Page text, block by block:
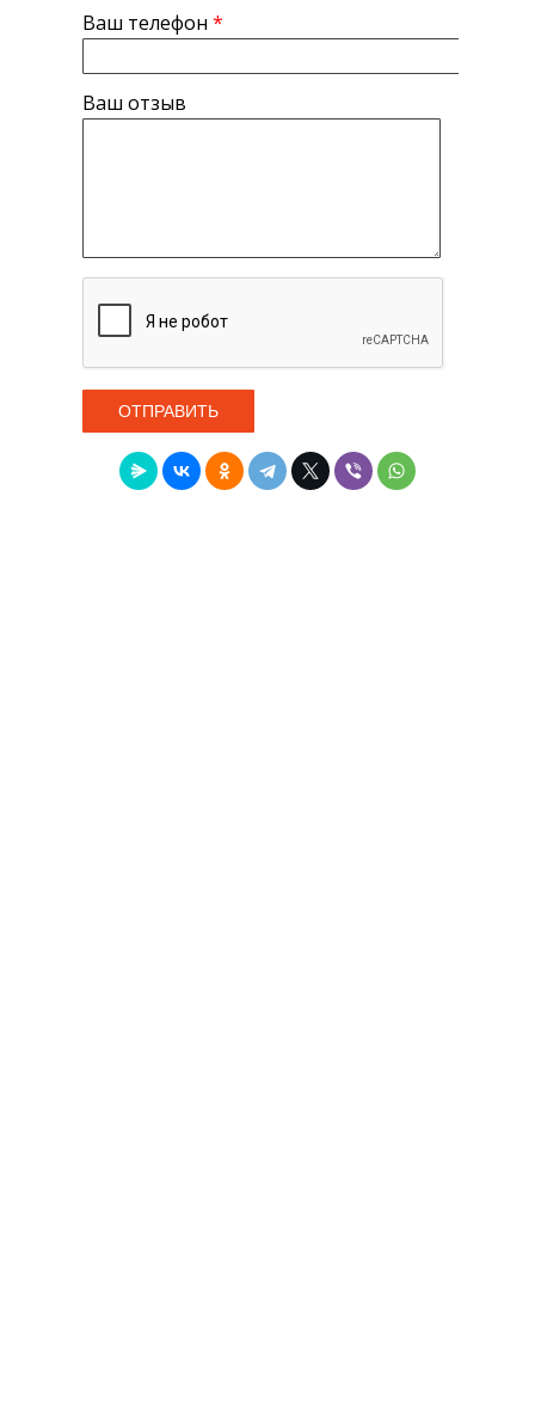
Ваш телефон *
Ваш отзыв